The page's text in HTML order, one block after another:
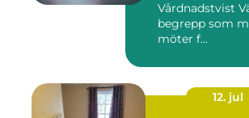
Vårdnadstvist
begrepp som
möter f...
12. jul